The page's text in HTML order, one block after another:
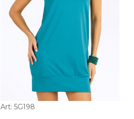
Art: 5G198